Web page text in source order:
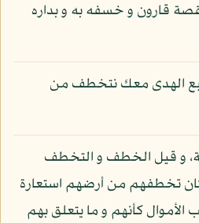
قارون و خسفه به و بداره
الهدى معك نتخطف من
و قيل الخطف و التخطف
تخطفهم من أرضهم استعارة
الأموال كأنهم و ما يتعلق بهم